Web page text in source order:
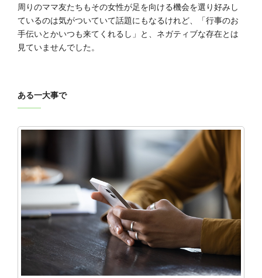
周りのママ友たちもその女性が足を向ける機会を選り好みし
ているのは気がついていて話題にもなるけれど、「行事のお
手伝いとかいつも来てくれるし」と、ネガティブな存在とは
見ていませんでした。
ある一大事で